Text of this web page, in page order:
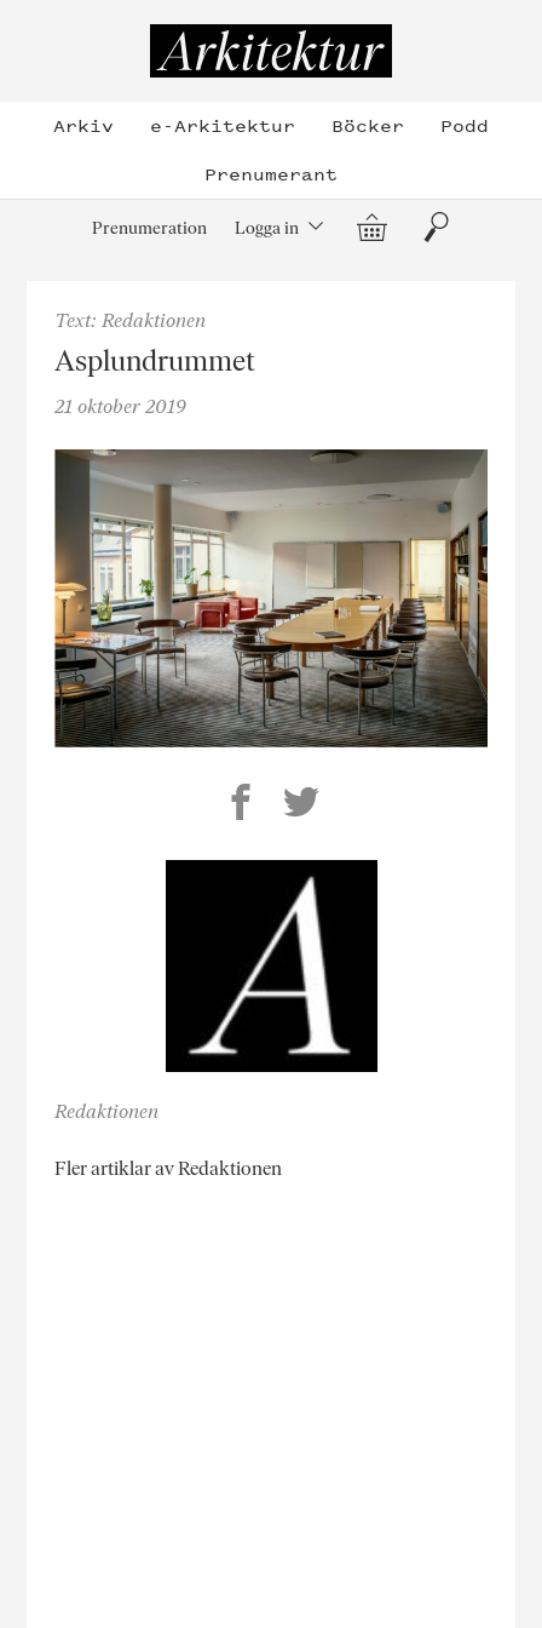
Arkiv e-Arkitektur Böcker
Podd
Prenumerant
Prenumeration Logga in Varukorg
Sök
Text: Redaktionen
Asplundrummet
21 oktober 2019
Redaktionen
Fler artiklar av Redaktionen